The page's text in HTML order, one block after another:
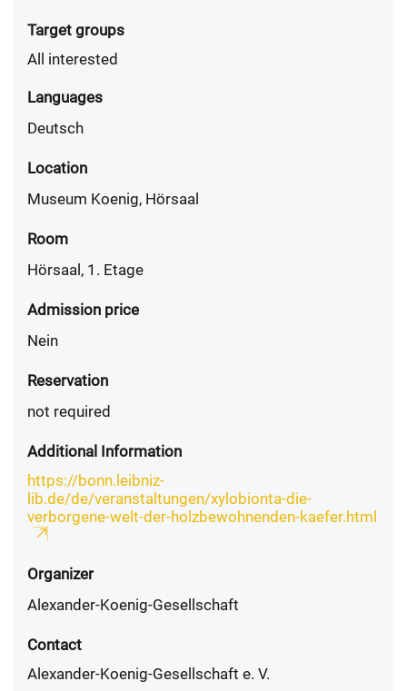
Target groups
All interested
Languages
Deutsch
Location
Museum Koenig, Hörsaal
Room
Hörsaal, 1. Etage
Admission price
Nein
Reservation
not required
Additional Information
https://bonn.leibniz-
lib.de/de/veranstaltungen/xylobionta-die-
verborgene-welt-der-holzbewohnenden-kaefer.html
Organizer
Alexander-Koenig-Gesellschaft
Contact
Alexander-Koenig-Gesellschaft e. V.